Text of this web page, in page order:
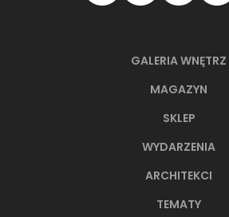
GALERIA WNĘTRZ
MAGAZYN
SKLEP
WYDARZENIA
ARCHITEKCI
TEMATY